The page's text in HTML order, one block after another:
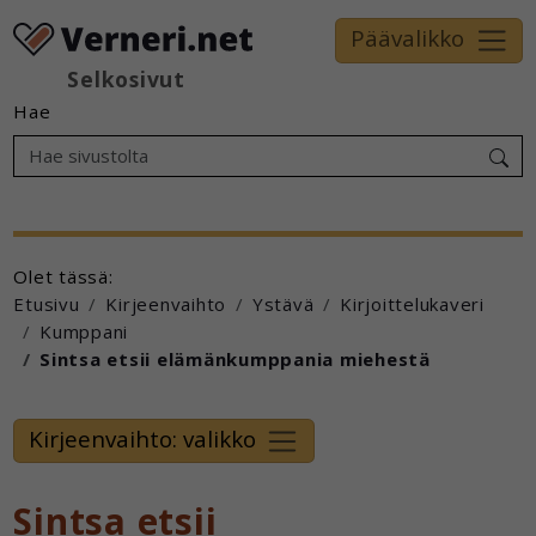
Selkosivut
Päävalikko
Hae
Olet tässä:
Etusivu
Kirjeenvaihto Ystävä
Kirjoittelukaveri
Kumppani
Sintsa etsii elämänkumppania miehestä
Kirjeenvaihto: valikko
Sintsa etsii